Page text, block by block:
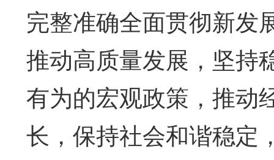
完整准确全面贯彻新发
推动高质量发展，坚持
有为的宏观政策，推动
长，保持社会和谐稳定